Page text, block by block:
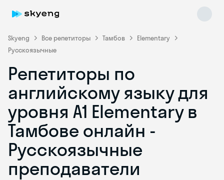
Skyeng Все репетиторы Тамбов
Elementary
Русскоязычные
Репетиторы по
английскому языку для
уровня A1 Elementary в
Тамбове онлайн -
Русскоязычные
преподаватели
Skyeng Chat